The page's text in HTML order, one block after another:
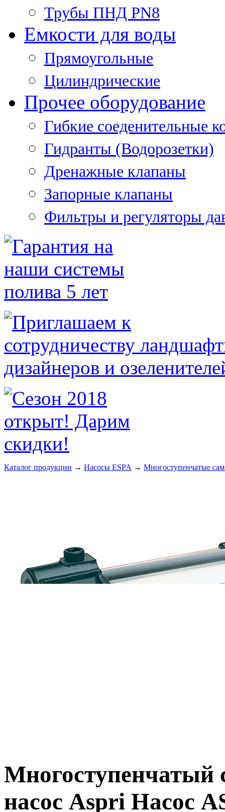
Трубы ПНД PN8
Емкости для воды
Прямоугольные
Цилиндрические
Прочее оборудование
Гибкие соеденительные
Гидранты (Водорозетки)
Дренажные клапаны
Запорные клапаны
Фильтры и регуляторы
Каталог продукции → Насосы ESPA → Многоступенчатые
насос Aspri Насос